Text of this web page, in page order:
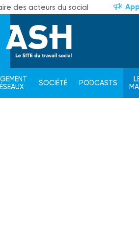
des acteurs du social
SOCIÉTÉ PODCASTS